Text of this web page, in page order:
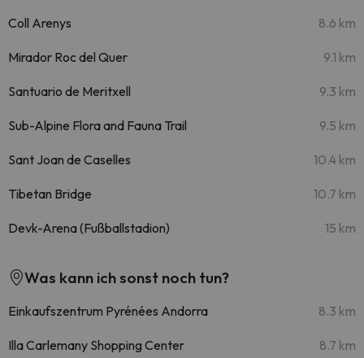
Coll Arenys 8.6 km
Mirador Roc del Quer 9.1 km
Santuario de Meritxell 9.3 km
Sub-Alpine Flora and Fauna Trail 9.5 km
Sant Joan de Caselles 10.4 km
Tibetan Bridge 10.7 km
Devk-Arena (Fußballstadion) 15 km
Was kann ich sonst noch tun?
Einkaufszentrum Pyrénées Andorra 8.3 km
Illa Carlemany Shopping Center 8.7 km